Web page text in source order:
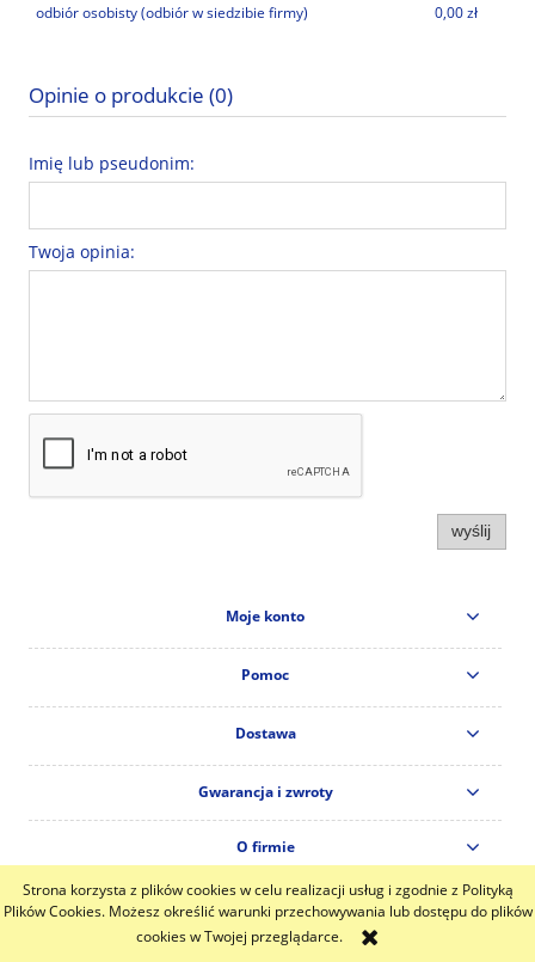
Strona korzysta z plików cookies w celu realizacji usług i zgodnie z Polityką
Plików Cookies. Możesz określić warunki przechowywania lub dostępu do plików
cookies w Twojej przeglądarce.
odbiór osobisty(odbiór w siedzibie firmy) 0,00 zł
Opinie o produkcie (0)
Imię lub pseudonim:
Twoja opinia:
wyślij
Moje konto
Pomoc
Dostawa
Gwarancja i zwroty
O firmie
pokaż pełną wersję strony
Sklep internetowy Shoper.pl